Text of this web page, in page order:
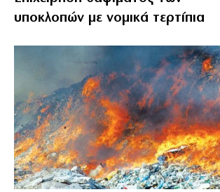
υποκλοπών με νομικά τερτίπια